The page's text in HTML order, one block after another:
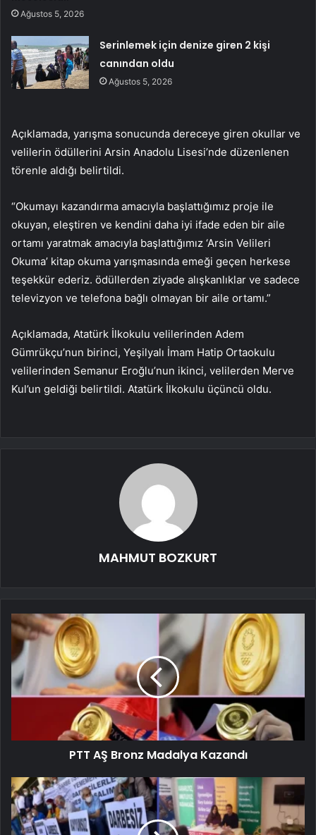
Ağustos 5, 2026
Serinlemek için denize giren 2 kişi
canından oldu
Ağustos 5, 2026
Açıklamada, yarışma sonucunda dereceye giren okullar ve
velilerin ödüllerini Arsin Anadolu Lisesi’nde düzenlenen
törenle aldığı belirtildi.
“Okumayı kazandırma amacıyla başlattığımız proje ile
okuyan, eleştiren ve kendini daha iyi ifade eden bir aile
ortamı yaratmak amacıyla başlattığımız ‘Arsin Velileri
Okuma’ kitap okuma yarışmasında emeği geçen herkese
teşekkür ederiz. ödüllerden ziyade alışkanlıklar ve sadece
televizyon ve telefona bağlı olmayan bir aile ortamı.”
Açıklamada, Atatürk İlkokulu velilerinden Adem
Gümrükçu’nun birinci, Yeşilyalı İmam Hatip Ortaokulu
velilerinden Semanur Eroğlu’nun ikinci, velilerden Merve
Kul’un geldiği belirtildi. Atatürk İlkokulu üçüncü oldu.
MAHMUT BOZKURT
PTT AŞ Bronz Madalya Kazandı